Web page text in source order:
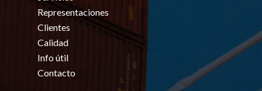
Representaciones
Clientes
Calidad
Info útil
Contacto